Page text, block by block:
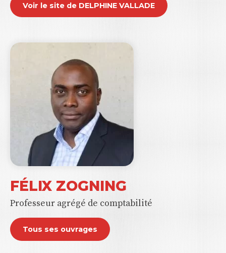
Voir le site de DELPHINE VALLADE
FÉLIX ZOGNING
Professeur agrégé de comptabilité
Tous ses ouvrages